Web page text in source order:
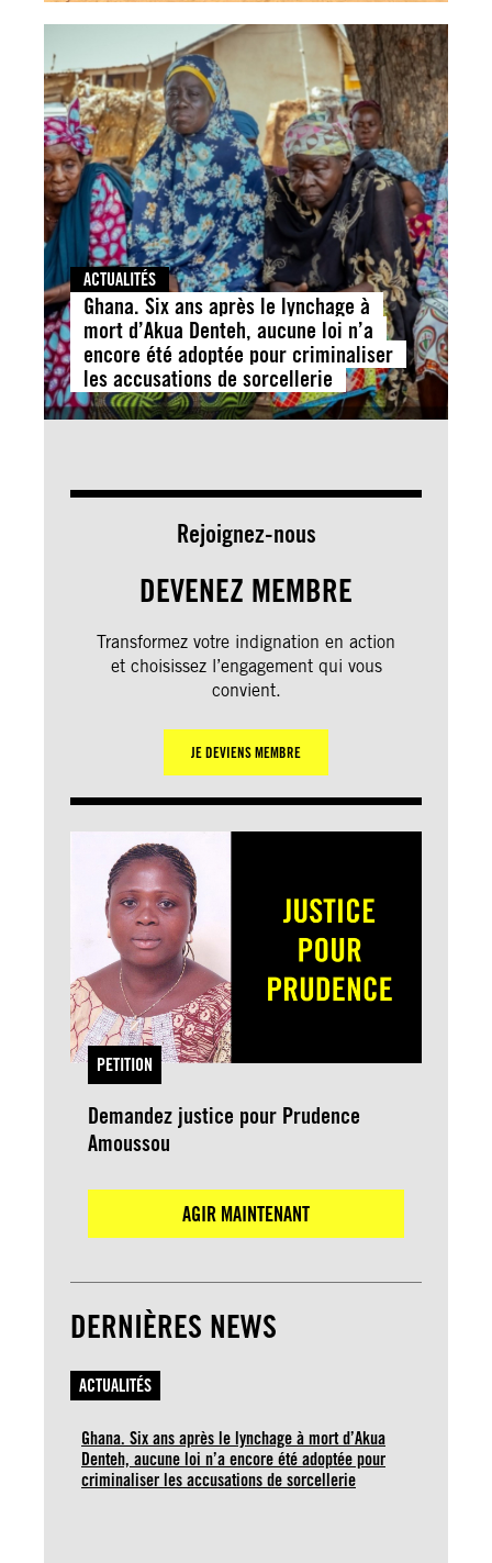
ACTUALITÉS
Ghana. Six ans après le lynchage à
mort d’Akua Denteh, aucune loi n’a
encore été adoptée pour criminaliser
les accusations de sorcellerie
Rejoignez-nous
DEVENEZ MEMBRE
Transformez votre indignation en action
et choisissez l’engagement qui vous
convient.
JE DEVIENS MEMBRE
PETITION
Demandez justice pour Prudence
Amoussou
AGIR MAINTENANT
DERNIÈRES NEWS
ACTUALITÉS
Ghana. Six ans après le lynchage à mort d’Akua
Denteh, aucune loi n’a encore été adoptée pour
criminaliser les accusations de sorcellerie